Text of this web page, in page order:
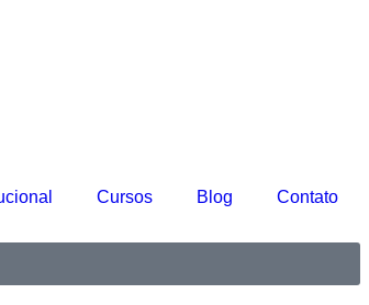
Cursos Blog Contato